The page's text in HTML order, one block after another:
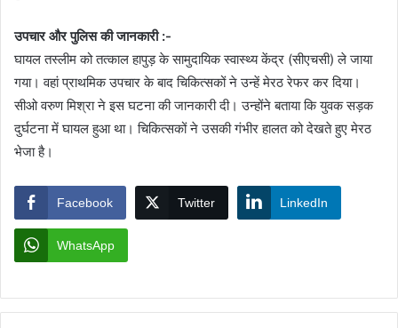
उपचार और पुलिस की जानकारी :-
घायल तस्लीम को तत्काल हापुड़ के सामुदायिक स्वास्थ्य केंद्र (सीएचसी) ले जाया
गया। वहां प्राथमिक उपचार के बाद चिकित्सकों ने उन्हें मेरठ रेफर कर दिया।
सीओ वरुण मिश्रा ने इस घटना की जानकारी दी। उन्होंने बताया कि युवक सड़क
दुर्घटना में घायल हुआ था। चिकित्सकों ने उसकी गंभीर हालत को देखते हुए मेरठ
भेजा है।
Facebook Twitter LinkedIn
WhatsApp